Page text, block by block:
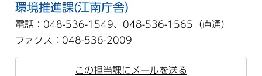
環境推進課(江南庁舎)
電話：048-536-1549、048-536-1565（直通）
ファクス：048-536-2009
この担当課にメールを送る